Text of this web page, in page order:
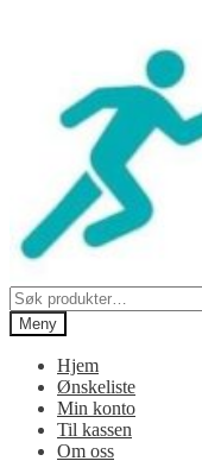
Søk
etter:
Meny
Hjem
Ønskeliste
Min konto
Til kassen
Om oss